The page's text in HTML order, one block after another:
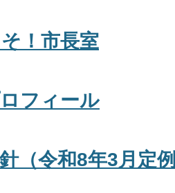
！市長室
フィール
（令和8年3月定